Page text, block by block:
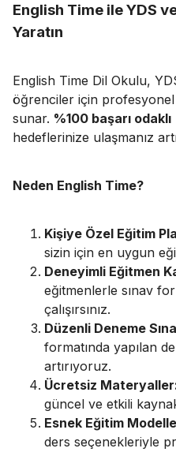
English Time ile YDS
Yaratın
English Time Dil Okulu,
öğrenciler için
sunar. %100 başarı odaklı
hedeflerinize ulaşmanız
Neden English Time?
Kişiye Özel Eğitim
sizin için en uygun
Deneyimli Eğitmen
eğitmenlerle sınav
çalışırsınız.
Düzenli Deneme
formatında yapılan
artırıyoruz.
Ücretsiz
güncel ve etkili
Esnek Eğitim
ders seçenekleriyle